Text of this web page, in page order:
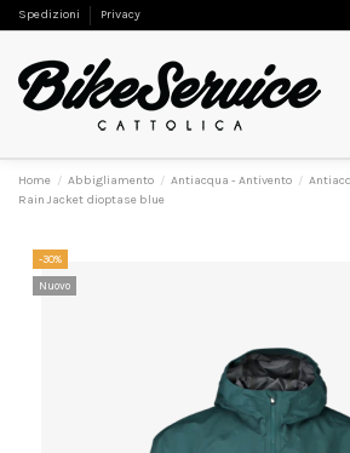
Spedizioni Privacy
Home Abbigliamento Antiacqua - Antivento
Rain Jacket dioptase blue
-30%
Nuovo